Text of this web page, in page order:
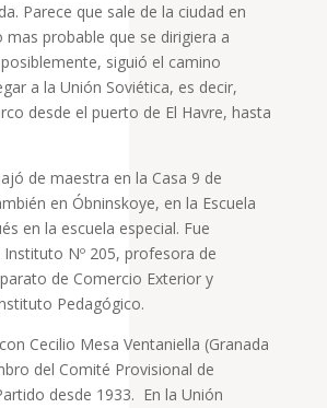
Parece que sale de la ciudad en
mas probable que se dirigiera a
siguió el camino
a la Unión Soviética, es decir,
desde el puerto de El Havre, hasta
de maestra en la Casa 9 de
en Óbninskoye, en la Escuela
en la escuela especial. Fue
Instituto Nº 205, profesora de
de Comercio Exterior y
Pedagógico.
Cecilio Mesa Ventaniella (Granada
del Comité Provisional de
desde 1933. En la Unión